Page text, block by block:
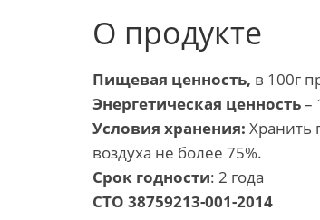
О продукте
Пищевая ценность, в 100г
Энергетическая ценность–
Условия хранения: Хранить
воздуха не более 75%.
Срок годности: 2 года
СТО 38759213-001-2014